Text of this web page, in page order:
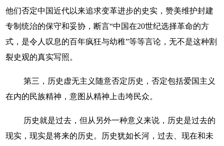
他们否定中国近代以来追求变革进步的史实，赞美维护封建
专制统治的保守和妥协，断言“中国在20世纪选择革命的方
式，是令人叹息的百年疯狂与幼稚”等等言论，无不是这种割
裂史观的真实写照。
第三，历史虚无主义随意否定历史，否定包括爱国主义
在内的民族精神，意图从精神上击垮民众。
历史就是过去，但从另外一种意义来说，历史是过去的
现实，现实是将来的历史。历史犹如长河，过去、现在和未